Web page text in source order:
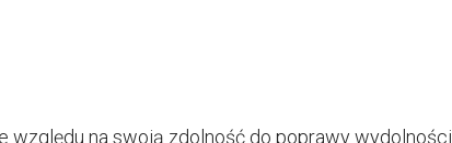
na swoją zdolność do poprawy wydolności